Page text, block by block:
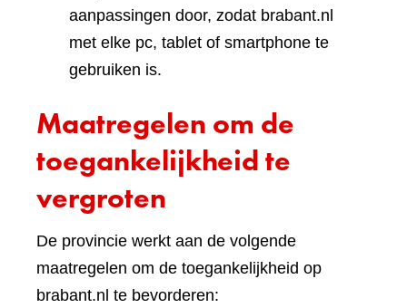
aanpassingen door, zodat brabant.nl
met elke pc, tablet of smartphone te
gebruiken is.
Maatregelen om de
toegankelijkheid te
vergroten
De provincie werkt aan de volgende
maatregelen om de toegankelijkheid op
brabant.nl te bevorderen: